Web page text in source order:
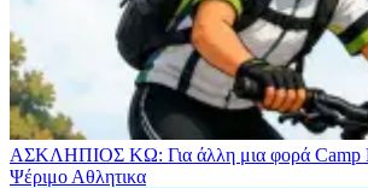
ΑΣΚΛΗΠΙΟΣ ΚΩ: Για άλλη μια φορά Camp
Ψέριμο Αθλητικα